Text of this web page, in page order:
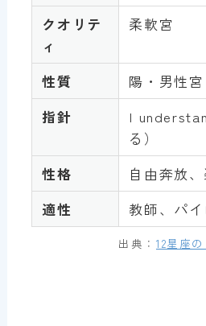
クオリテ
ィ
柔軟宮
性質
陽・男性宮
指針
I
る）
性格
自由奔放
適性
教師、パ
出典： 12星座